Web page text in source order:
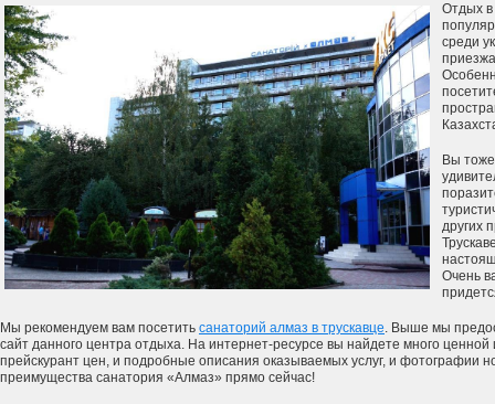
Отдых в
среди
Вы тоже
других
Очень
Мы рекомендуем вам посетить санаторий алмаз в трускавце. Выше мы
сайт данного центра отдыха. На интернет-ресурсе вы найдете много
прейскурант цен, и подробные описания оказываемых услуг, и фотографии
преимущества санатория «Алмаз» прямо сейчас!